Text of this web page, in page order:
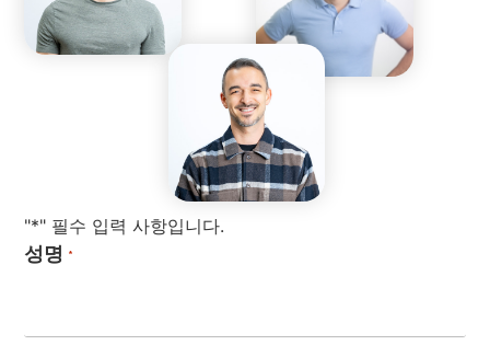
"*" 필수 입력 사항입니다.
성명 *